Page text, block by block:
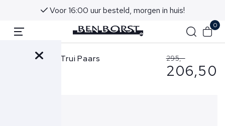
Voor 16:00 uur besteld, morgen in huis!
0
Stone Island Trui Paars 295,-
206,50